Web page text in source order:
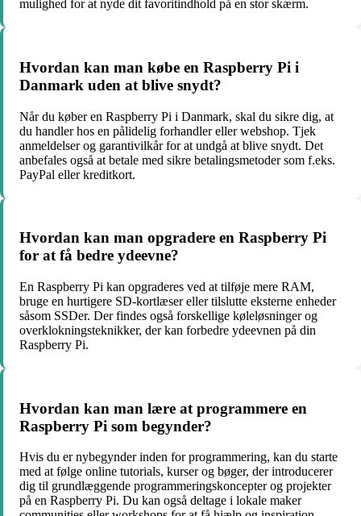
mulighed for at nyde dit favoritindhold på en stor skærm.
Hvordan kan man købe en Raspberry Pi i
Danmark uden at blive snydt?
Når du køber en Raspberry Pi i Danmark, skal du sikre dig, at
du handler hos en pålidelig forhandler eller webshop. Tjek
anmeldelser og garantivilkår for at undgå at blive snydt. Det
anbefales også at betale med sikre betalingsmetoder som f.eks.
PayPal eller kreditkort.
Hvordan kan man opgradere en Raspberry Pi
for at få bedre ydeevne?
En Raspberry Pi kan opgraderes ved at tilføje mere RAM,
bruge en hurtigere SD-kortlæser eller tilslutte eksterne enheder
såsom SSDer. Der findes også forskellige køleløsninger og
overklokningsteknikker, der kan forbedre ydeevnen på din
Raspberry Pi.
Hvordan kan man lære at programmere en
Raspberry Pi som begynder?
Hvis du er nybegynder inden for programmering, kan du starte
med at følge online tutorials, kurser og bøger, der introducerer
dig til grundlæggende programmeringskoncepter og projekter
på en Raspberry Pi. Du kan også deltage i lokale maker